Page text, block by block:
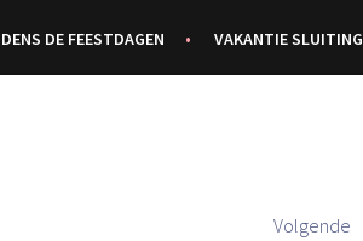
DE FEESTDAGEN VAKANTIE SLUITING
Volgende